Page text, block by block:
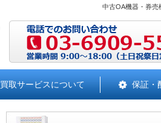
中古OA機器・券売
買取サービスについて 保証・